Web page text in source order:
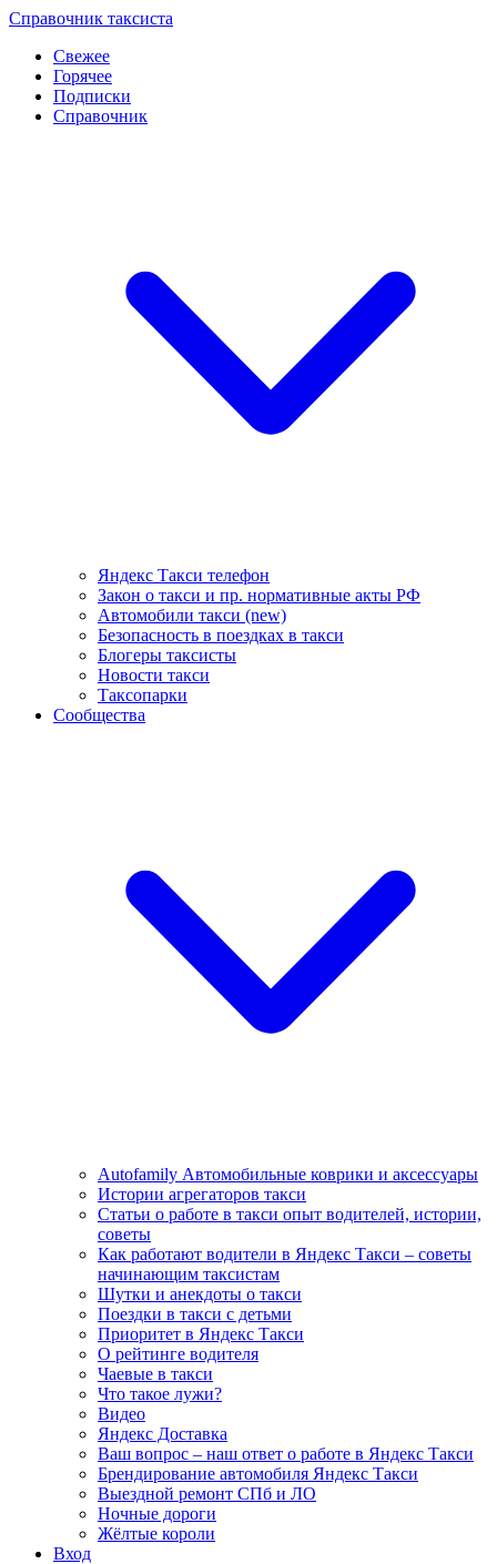
Перейти
контенту
Справочник таксиста
Свежее
Горячее
Подписки
Справочник
Яндекс Такси телефон
Закон о такси и пр. нормативные акты РФ
Автомобили такси (new)
Безопасность в поездках в такси
Блогеры таксисты
Новости такси
Таксопарки
Сообщества
Autofamily Автомобильные коврики и аксессуары
Истории агрегаторов такси
Статьи о работе в такси опыт водителей, истории,
советы
Как работают водители в Яндекс Такси – советы
начинающим таксистам
Шутки и анекдоты о такси
Поездки в такси с детьми
Приоритет в Яндекс Такси
О рейтинге водителя
Чаевые в такси
Что такое лужи?
Видео
Яндекс Доставка
Ваш вопрос – наш ответ о работе в Яндекс Такси
Брендирование автомобиля Яндекс Такси
Выездной ремонт СПб и ЛО
Ночные дороги
Жёлтые короли
Вход